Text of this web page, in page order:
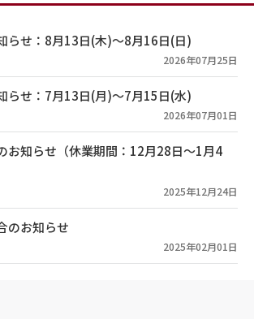
らせ：8月13日(木)～8月16日(日)
2026年07月25日
らせ：7月13日(月)～7月15日(水)
2026年07月01日
お知らせ（休業期間：12月28日～1月4
2025年12月24日
のお知らせ
2025年02月01日